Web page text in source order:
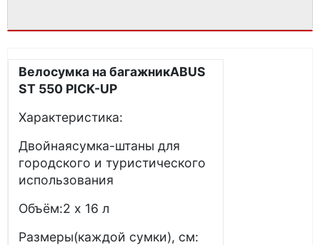
Велосумка на багажникABUS
ST 550 PICK-UP
Характеристика:
Двойнаясумка-штаны для
городского и туристического
использования
Объём:2 х 16 л
Размеры(каждой сумки), см: